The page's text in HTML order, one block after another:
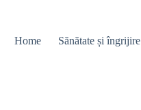
Home
Sănătate și îngrijire